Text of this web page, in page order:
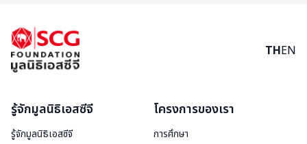
THEN
รู้จักมูลนิธิเอสซีจี
รู้จักมูลนิธิเอสซีจี
โครงการของเรา
การศึกษา